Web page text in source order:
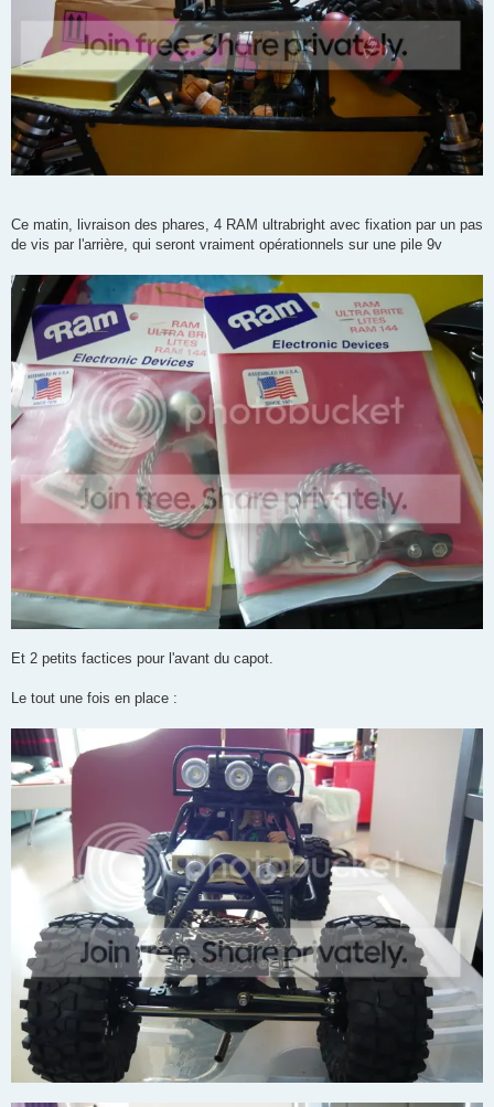
Ce matin, livraison des phares, 4 RAM ultrabright avec fixation par un pas
de vis par l'arrière, qui seront vraiment opérationnels sur une pile 9v
Et 2 petits factices pour l'avant du capot.
Le tout une fois en place :